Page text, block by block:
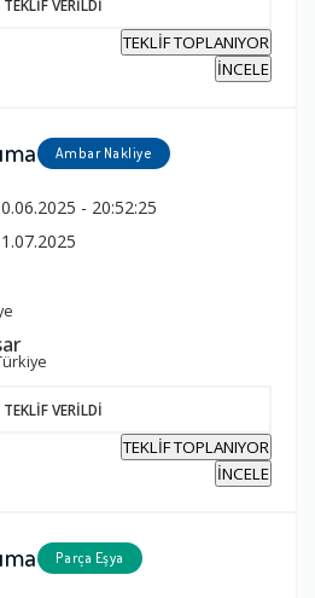
TEKLİF VERİLDİ
TEKLİF TOPLANIYOR
İNCELE
Ambar Nakliye
- 20:52:25
TEKLİF VERİLDİ
TEKLİF TOPLANIYOR
İNCELE
Parça Eşya